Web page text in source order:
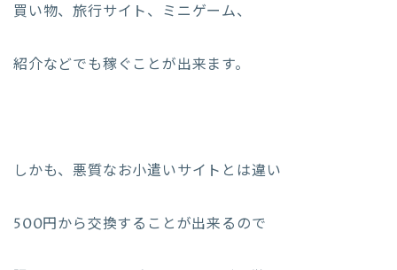
買い物、旅行サイト、ミニゲーム、
紹介などでも稼ぐことが出来ます。
しかも、悪質なお小遣いサイトとは違い
500円から交換することが出来るので